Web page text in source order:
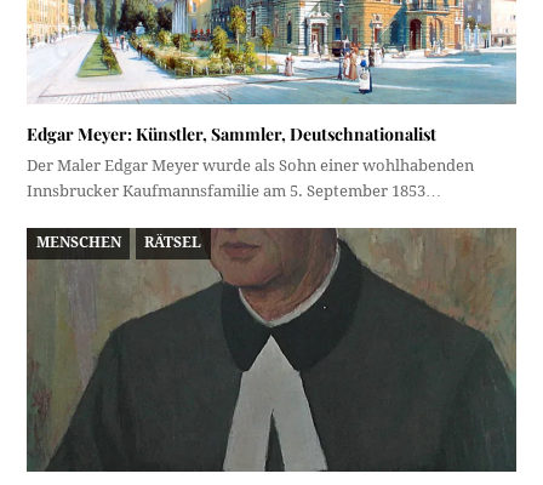
Edgar Meyer: Künstler, Sammler, Deutschnationalist
Der Maler Edgar Meyer wurde als Sohn einer wohlhabenden
Innsbrucker Kaufmannsfamilie am 5. September 1853…
MENSCHEN RÄTSEL